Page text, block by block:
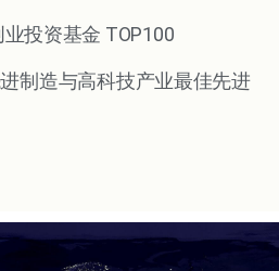
投资基金 TOP100
制造与高科技产业最佳先进